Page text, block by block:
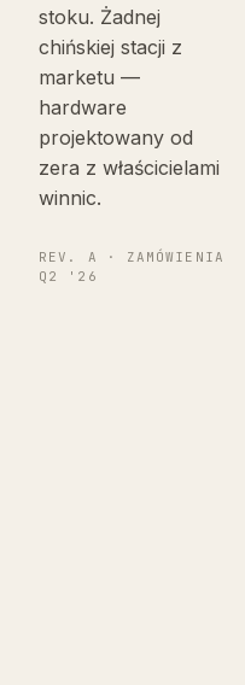
stoku. Żadnej
chińskiej stacji z
marketu —
hardware
projektowany od
zera z właścicielami
winnic.
REV. A · ZAMÓWIENIA
Q2 '26